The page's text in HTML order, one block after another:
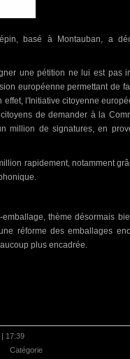
basé à Montauban, a
une pétition ne lui est pas
européenne permettant de
l'Initiative citoyenne
de demander à la
million de signatures, en
rapidement, notamment
thème désormais
réforme des emballages
plus encadrée.
| 17:39
Catégorie